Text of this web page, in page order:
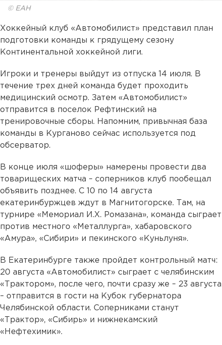
© ЕАН
Хоккейный клуб «Автомобилист» представил план
подготовки команды к грядущему сезону
Континентальной хоккейной лиги.
Игроки и тренеры выйдут из отпуска 14 июля. В
течение трех дней команда будет проходить
медицинский осмотр. Затем «Автомобилист»
отправится в поселок Рефтинский на
тренировочные сборы. Напомним, привычная база
команды в Курганово сейчас используется под
обсерватор.
В конце июля «шоферы» намерены провести два
товарищеских матча – соперников клуб пообещал
объявить позднее. С 10 по 14 августа
екатеринбуржцев ждут в Магнитогорске. Там, на
турнире «Мемориал И.Х. Ромазана», команда сыграет
против местного «Металлурга», хабаровского
«Амура», «Сибири» и пекинского «Куньлуня».
В Екатеринбурге также пройдет контрольный матч:
20 августа «Автомобилист» сыграет с челябинским
«Трактором», после чего, почти сразу же – 23 августа
– отправится в гости на Кубок губернатора
Челябинской области. Соперниками станут
«Трактор», «Сибирь» и нижнекамский
«Нефтехимик».